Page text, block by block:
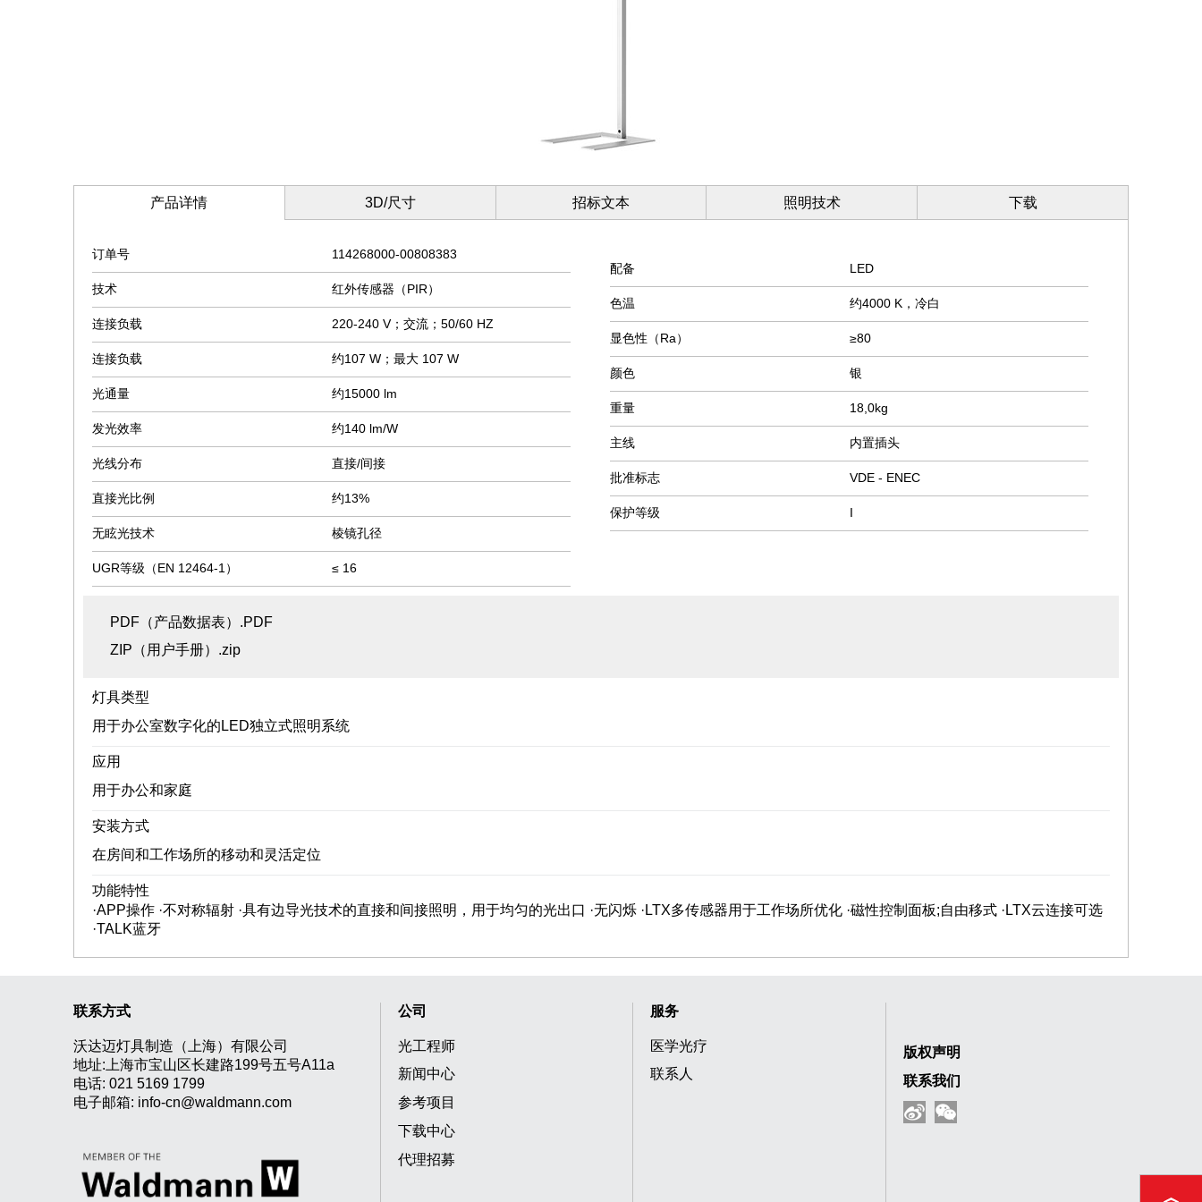
产品详情 3D/尺寸 招标文本 照明技术 下载
订单号 114268000-00808383
技术 红外传感器（PIR）
连接负载 220-240 V；交流；50/60 HZ
连接负载 约107 W；最大 107 W
光通量 约15000 lm
发光效率 约140 lm/W
光线分布 直接/间接
直接光比例 约13%
无眩光技术 棱镜孔径
UGR等级（EN 12464-1） ≤ 16
配备 LED
色温 约4000 K，冷白
显色性（Ra） ≥80
颜色 银
重量 18,0kg
主线 内置插头
批准标志 VDE - ENEC
保护等级 I
PDF（产品数据表）.PDF
ZIP（用户手册）.zip
灯具类型
用于办公室数字化的LED独立式照明系统
应用
用于办公和家庭
安装方式
在房间和工作场所的移动和灵活定位
功能特性
·APP操作 ·不对称辐射 ·具有边导光技术的直接和间接照明，用于均匀的光出口 ·无闪烁 ·LTX多传感器用于工作场所优化 ·磁性控制面板;自由移式 ·LTX云连接可选
·TALK蓝牙
联系方式
沃达迈灯具制造（上海）有限公司
地址:上海市宝山区长建路199号五号A11a
电话: 021 5169 1799
电子邮箱: info-cn@waldmann.com
公司
光工程师
新闻中心
参考项目
下载中心
代理招募
服务
医学光疗
联系人
版权声明
联系我们